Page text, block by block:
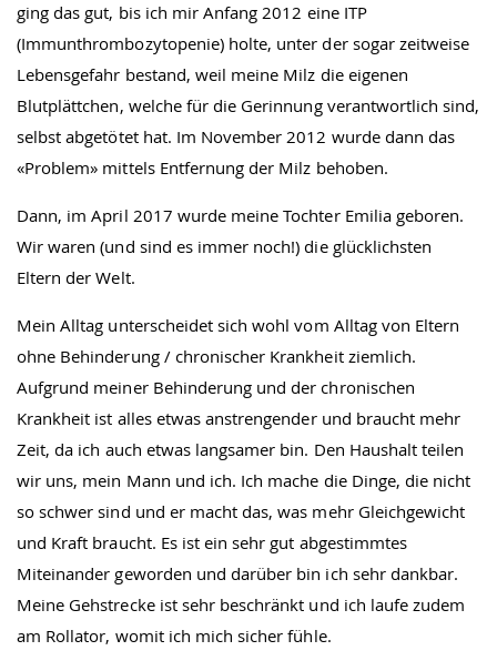
ging das gut, bis ich mir Anfang 2012 eine ITP
(Immunthrombozytopenie) holte, unter der sogar zeitweise
Lebensgefahr bestand, weil meine Milz die eigenen
Blutplättchen, welche für die Gerinnung verantwortlich sind,
selbst abgetötet hat. Im November 2012 wurde dann das
«Problem» mittels Entfernung der Milz behoben.
Dann, im April 2017 wurde meine Tochter Emilia geboren.
Wir waren (und sind es immer noch!) die glücklichsten
Eltern der Welt.
Mein Alltag unterscheidet sich wohl vom Alltag von Eltern
ohne Behinderung / chronischer Krankheit ziemlich.
Aufgrund meiner Behinderung und der chronischen
Krankheit ist alles etwas anstrengender und braucht mehr
Zeit, da ich auch etwas langsamer bin. Den Haushalt teilen
wir uns, mein Mann und ich. Ich mache die Dinge, die nicht
so schwer sind und er macht das, was mehr Gleichgewicht
und Kraft braucht. Es ist ein sehr gut abgestimmtes
Miteinander geworden und darüber bin ich sehr dankbar.
Meine Gehstrecke ist sehr beschränkt und ich laufe zudem
am Rollator, womit ich mich sicher fühle.